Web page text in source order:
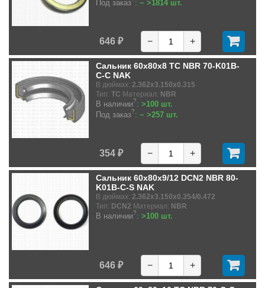
Под заказ : ~ >1814 шт.
646 ₽ − +
Сальник 60x80x8 TC NBR 70-K01B-
C-C NAK
В дюймах: 2.362x3.150x0.315
Тип: TC Материал: NBR
В наличии?: >100 шт.
Под заказ?: ~ >257 шт.
354 ₽ − +
Сальник 60x80x9/12 DCN2 NBR 80-
K01B-C-S NAK
В дюймах: 2.362x3.150x0.354/0.472
Тип: DCN2 Материал: NBR
В наличии?: >100 шт.
646 ₽ − +